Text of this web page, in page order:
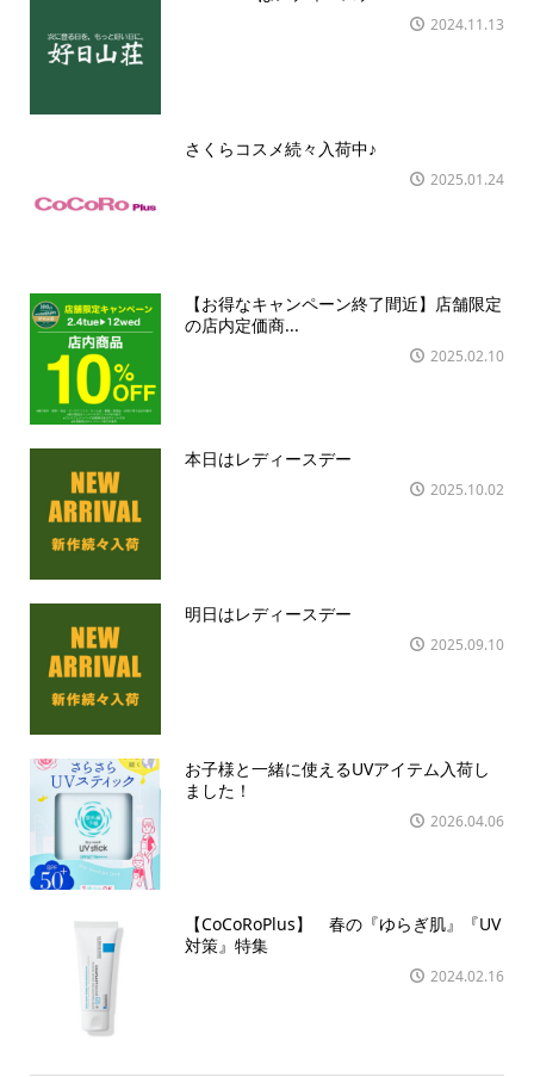
2024.11.13
さくらコスメ続々入荷中♪
2025.01.24
【お得なキャンペーン終了間近】店舗限定
の店内定価商...
2025.02.10
本日はレディースデー
2025.10.02
明日はレディースデー
2025.09.10
お子様と一緒に使えるUVアイテム入荷し
ました！
2026.04.06
【CoCoRoPlus】 春の『ゆらぎ肌』『UV
対策』特集
2024.02.16